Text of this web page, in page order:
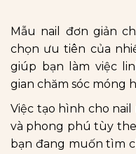
Mẫu nail đơn giản
chọn ưu tiên của
giúp bạn làm việc
gian chăm sóc móng
Việc tạo hình cho
và phong phú tùy
bạn đang muốn tìm